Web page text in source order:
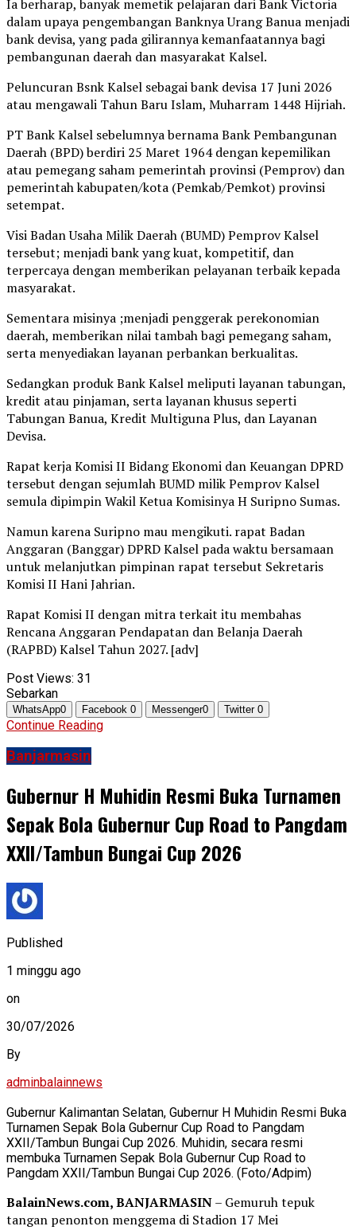
Ia berharap, banyak memetik pelajaran dari Bank Victoria
dalam upaya pengembangan Banknya Urang Banua menjadi
bank devisa, yang pada gilirannya kemanfaatannya bagi
pembangunan daerah dan masyarakat Kalsel.
Peluncuran Bsnk Kalsel sebagai bank devisa 17 Juni 2026
atau mengawali Tahun Baru Islam, Muharram 1448 Hijriah.
PT Bank Kalsel sebelumnya bernama Bank Pembangunan
Daerah (BPD) berdiri 25 Maret 1964 dengan kepemilikan
atau pemegang saham pemerintah provinsi (Pemprov) dan
pemerintah kabupaten/kota (Pemkab/Pemkot) provinsi
setempat.
Visi Badan Usaha Milik Daerah (BUMD) Pemprov Kalsel
tersebut; menjadi bank yang kuat, kompetitif, dan
terpercaya dengan memberikan pelayanan terbaik kepada
masyarakat.
Sementara misinya ;menjadi penggerak perekonomian
daerah, memberikan nilai tambah bagi pemegang saham,
serta menyediakan layanan perbankan berkualitas.
Sedangkan produk Bank Kalsel meliputi layanan tabungan,
kredit atau pinjaman, serta layanan khusus seperti
Tabungan Banua, Kredit Multiguna Plus, dan Layanan
Devisa.
Rapat kerja Komisi II Bidang Ekonomi dan Keuangan DPRD
tersebut dengan sejumlah BUMD milik Pemprov Kalsel
semula dipimpin Wakil Ketua Komisinya H Suripno Sumas.
Namun karena Suripno mau mengikuti. rapat Badan
Anggaran (Banggar) DPRD Kalsel pada waktu bersamaan
untuk melanjutkan pimpinan rapat tersebut Sekretaris
Komisi II Hani Jahrian.
Rapat Komisi II dengan mitra terkait itu membahas
Rencana Anggaran Pendapatan dan Belanja Daerah
(RAPBD) Kalsel Tahun 2027. [adv]
Post Views: 31
Sebarkan
WhatsApp0 Facebook 0 Messenger0 Twitter 0
Continue Reading
Banjarmasin
Gubernur H Muhidin Resmi Buka Turnamen
Sepak Bola Gubernur Cup Road to Pangdam
XXII/Tambun Bungai Cup 2026
Published
1 minggu ago
on
30/07/2026
By
adminbalainnews
Gubernur Kalimantan Selatan, Gubernur H Muhidin Resmi Buka
Turnamen Sepak Bola Gubernur Cup Road to Pangdam
XXII/Tambun Bungai Cup 2026. Muhidin, secara resmi
membuka Turnamen Sepak Bola Gubernur Cup Road to
Pangdam XXII/Tambun Bungai Cup 2026. (Foto/Adpim)
BalainNews.com, BANJARMASIN– Gemuruh tepuk
tangan penonton menggema di Stadion 17 Mei